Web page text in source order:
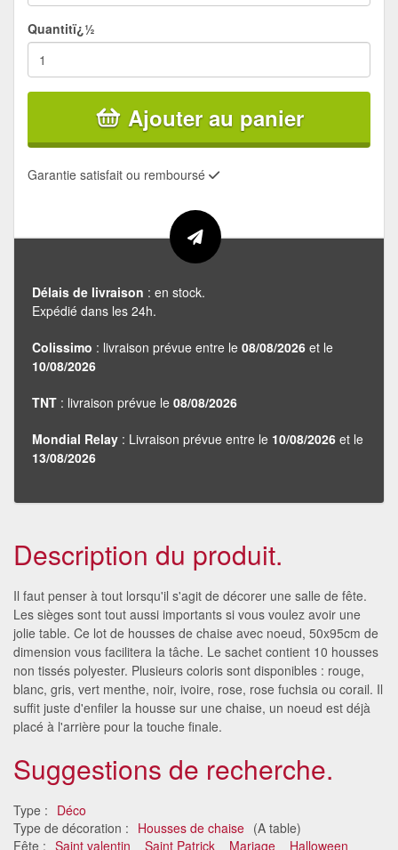
Quantitï¿½
Ajouter au panier
Garantie satisfait ou remboursé
Délais de livraison : en stock.
Expédié dans les 24h.
Colissimo : livraison prévue entre le 08/08/2026 et le
10/08/2026
TNT : livraison prévue le 08/08/2026
Mondial Relay : Livraison prévue entre le 10/08/2026 et le
13/08/2026
Description du produit.
Il faut penser à tout lorsqu'il s'agit de décorer une salle de fête.
Les sièges sont tout aussi importants si vous voulez avoir une
jolie table. Ce lot de housses de chaise avec noeud, 50x95cm de
dimension vous facilitera la tâche. Le sachet contient 10 housses
non tissés polyester. Plusieurs coloris sont disponibles : rouge,
blanc, gris, vert menthe, noir, ivoire, rose, rose fuchsia ou corail. Il
suffit juste d'enfiler la housse sur une chaise, un noeud est déjà
placé à l'arrière pour la touche finale.
Suggestions de recherche.
Type : Déco
Type de décoration : Housses de chaise (A table)
Fête : Saint valentin Saint Patrick Mariage Halloween